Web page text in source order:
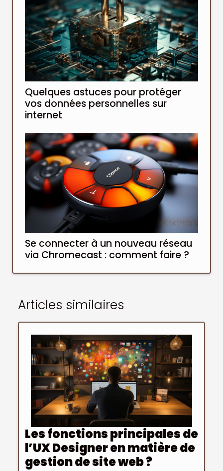
Quelques astuces pour protéger
vos données personnelles sur
internet
Se connecter à un nouveau réseau
via Chromecast : comment faire ?
Articles similaires
Les fonctions principales de
l’UX Designer en matière de
gestion de site web ?